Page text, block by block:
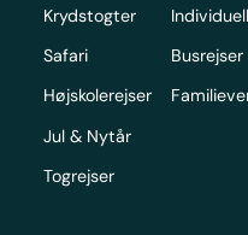
Krydstogter
Safari
Højskolerejser
Jul & Nytår
Togrejser
Busrejser